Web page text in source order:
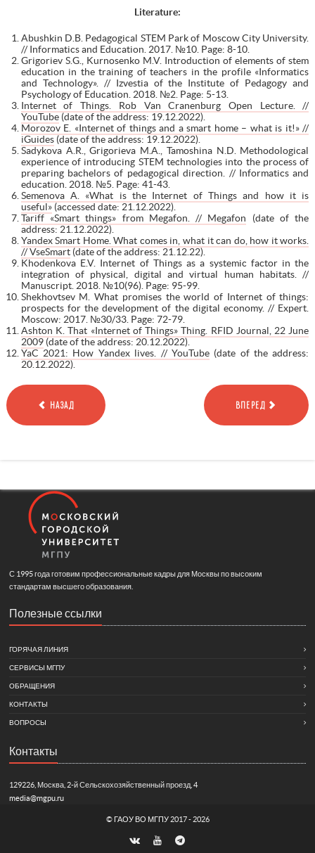
Literature:
Abushkin D.B. Pedagogical STEM Park of Moscow City University.
// Informatics and Education. 2017. №10. Page: 8-10.
Grigoriev S.G., Kurnosenko M.V. Introduction of elements of stem
education in the training of teachers in the profile «Informatics
and Technology». // Izvestia of the Institute of Pedagogy and
Psychology of Education. 2018. №2. Page: 5-13.
Internet of Things. Rob Van Cranenburg Open Lecture. //
YouTube(date of the address: 19.12.2022).
Morozov E. «Internet of things and a smart home – what is it!» //
iGuides(date of the address: 19.12.2022).
Sadykova A.R., Grigorieva M.A., Tamoshina N.D. Methodological
experience of introducing STEM technologies into the process of
preparing bachelors of pedagogical direction. // Informatics and
education. 2018. №5. Page: 41-43.
Semenova A. «What is the Internet of Things and how it is
useful»(accessed date: 21.12.2022).
Tariff «Smart things» from Megafon. // Megafon (date of the
address: 21.12.2022).
Yandex Smart Home. What comes in, what it can do, how it works.
// VseSmart(date of the address: 21.12.22).
Khodenkova E.V. Internet of Things as a systemic factor in the
integration of physical, digital and virtual human habitats. //
Manuscript. 2018. №10(96). Page: 95-99.
Shekhovtsev M. What promises the world of Internet of things:
prospects for the development of the digital economy. // Expert.
Moscow: 2017. №30/33. Page: 72-79.
Ashton K. That «Internet of Things» Thing. RFID Journal, 22 June
2009(date of the address: 20.12.2022).
YaC 2021: How Yandex lives. // YouTube(date of the address:
20.12.2022).
НАЗАД ВПЕРЕД
С 1995 года готовим профессиональные кадры для Москвы по высоким
стандартам высшего образования.
Полезные ссылки
ГОРЯЧАЯ ЛИНИЯ
СЕРВИСЫ МГПУ
ОБРАЩЕНИЯ
КОНТАКТЫ
ВОПРОСЫ
Контакты
129226, Москва, 2-й Сельскохозяйственный проезд, 4
media@mgpu.ru
© ГАОУ ВО МГПУ 2017 - 2026